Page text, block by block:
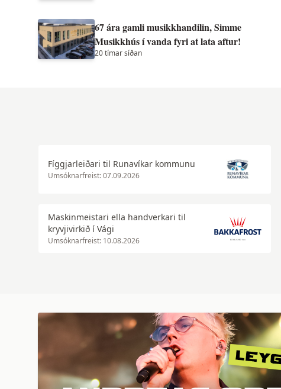
67 ára gamli musikkhandilin, Simme
Musikkhús í vanda fyri at lata aftur!
20 tímar síðan
Fíggjarleiðari til Runavíkar kommunu
Umsóknarfreist: 07.09.2026
Maskinmeistari ella handverkari til
kryvjivirkið í Vági
Umsóknarfreist: 10.08.2026